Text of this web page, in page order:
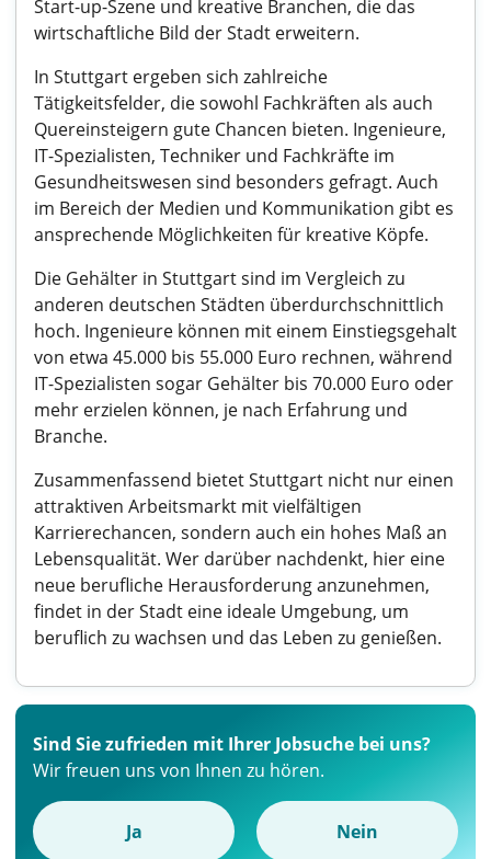
Start-up-Szene und kreative Branchen, die das
wirtschaftliche Bild der Stadt erweitern.
In Stuttgart ergeben sich zahlreiche
Tätigkeitsfelder, die sowohl Fachkräften als auch
Quereinsteigern gute Chancen bieten. Ingenieure,
IT-Spezialisten, Techniker und Fachkräfte im
Gesundheitswesen sind besonders gefragt. Auch
im Bereich der Medien und Kommunikation gibt es
ansprechende Möglichkeiten für kreative Köpfe.
Die Gehälter in Stuttgart sind im Vergleich zu
anderen deutschen Städten überdurchschnittlich
hoch. Ingenieure können mit einem Einstiegsgehalt
von etwa 45.000 bis 55.000 Euro rechnen, während
IT-Spezialisten sogar Gehälter bis 70.000 Euro oder
mehr erzielen können, je nach Erfahrung und
Branche.
Zusammenfassend bietet Stuttgart nicht nur einen
attraktiven Arbeitsmarkt mit vielfältigen
Karrierechancen, sondern auch ein hohes Maß an
Lebensqualität. Wer darüber nachdenkt, hier eine
neue berufliche Herausforderung anzunehmen,
findet in der Stadt eine ideale Umgebung, um
beruflich zu wachsen und das Leben zu genießen.
Sind Sie zufrieden mit Ihrer Jobsuche bei uns?
Wir freuen uns von Ihnen zu hören.
Ja Nein